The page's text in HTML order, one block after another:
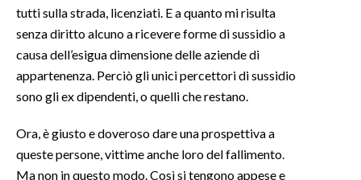
tutti sulla strada, licenziati. E a quanto mi risulta
senza diritto alcuno a ricevere forme di sussidio a
causa dell’esigua dimensione delle aziende di
appartenenza. Perciò gli unici percettori di sussidio
sono gli ex dipendenti, o quelli che restano.
Ora, è giusto e doveroso dare una prospettiva a
queste persone, vittime anche loro del fallimento.
Ma non in questo modo. Così si tengono appese e